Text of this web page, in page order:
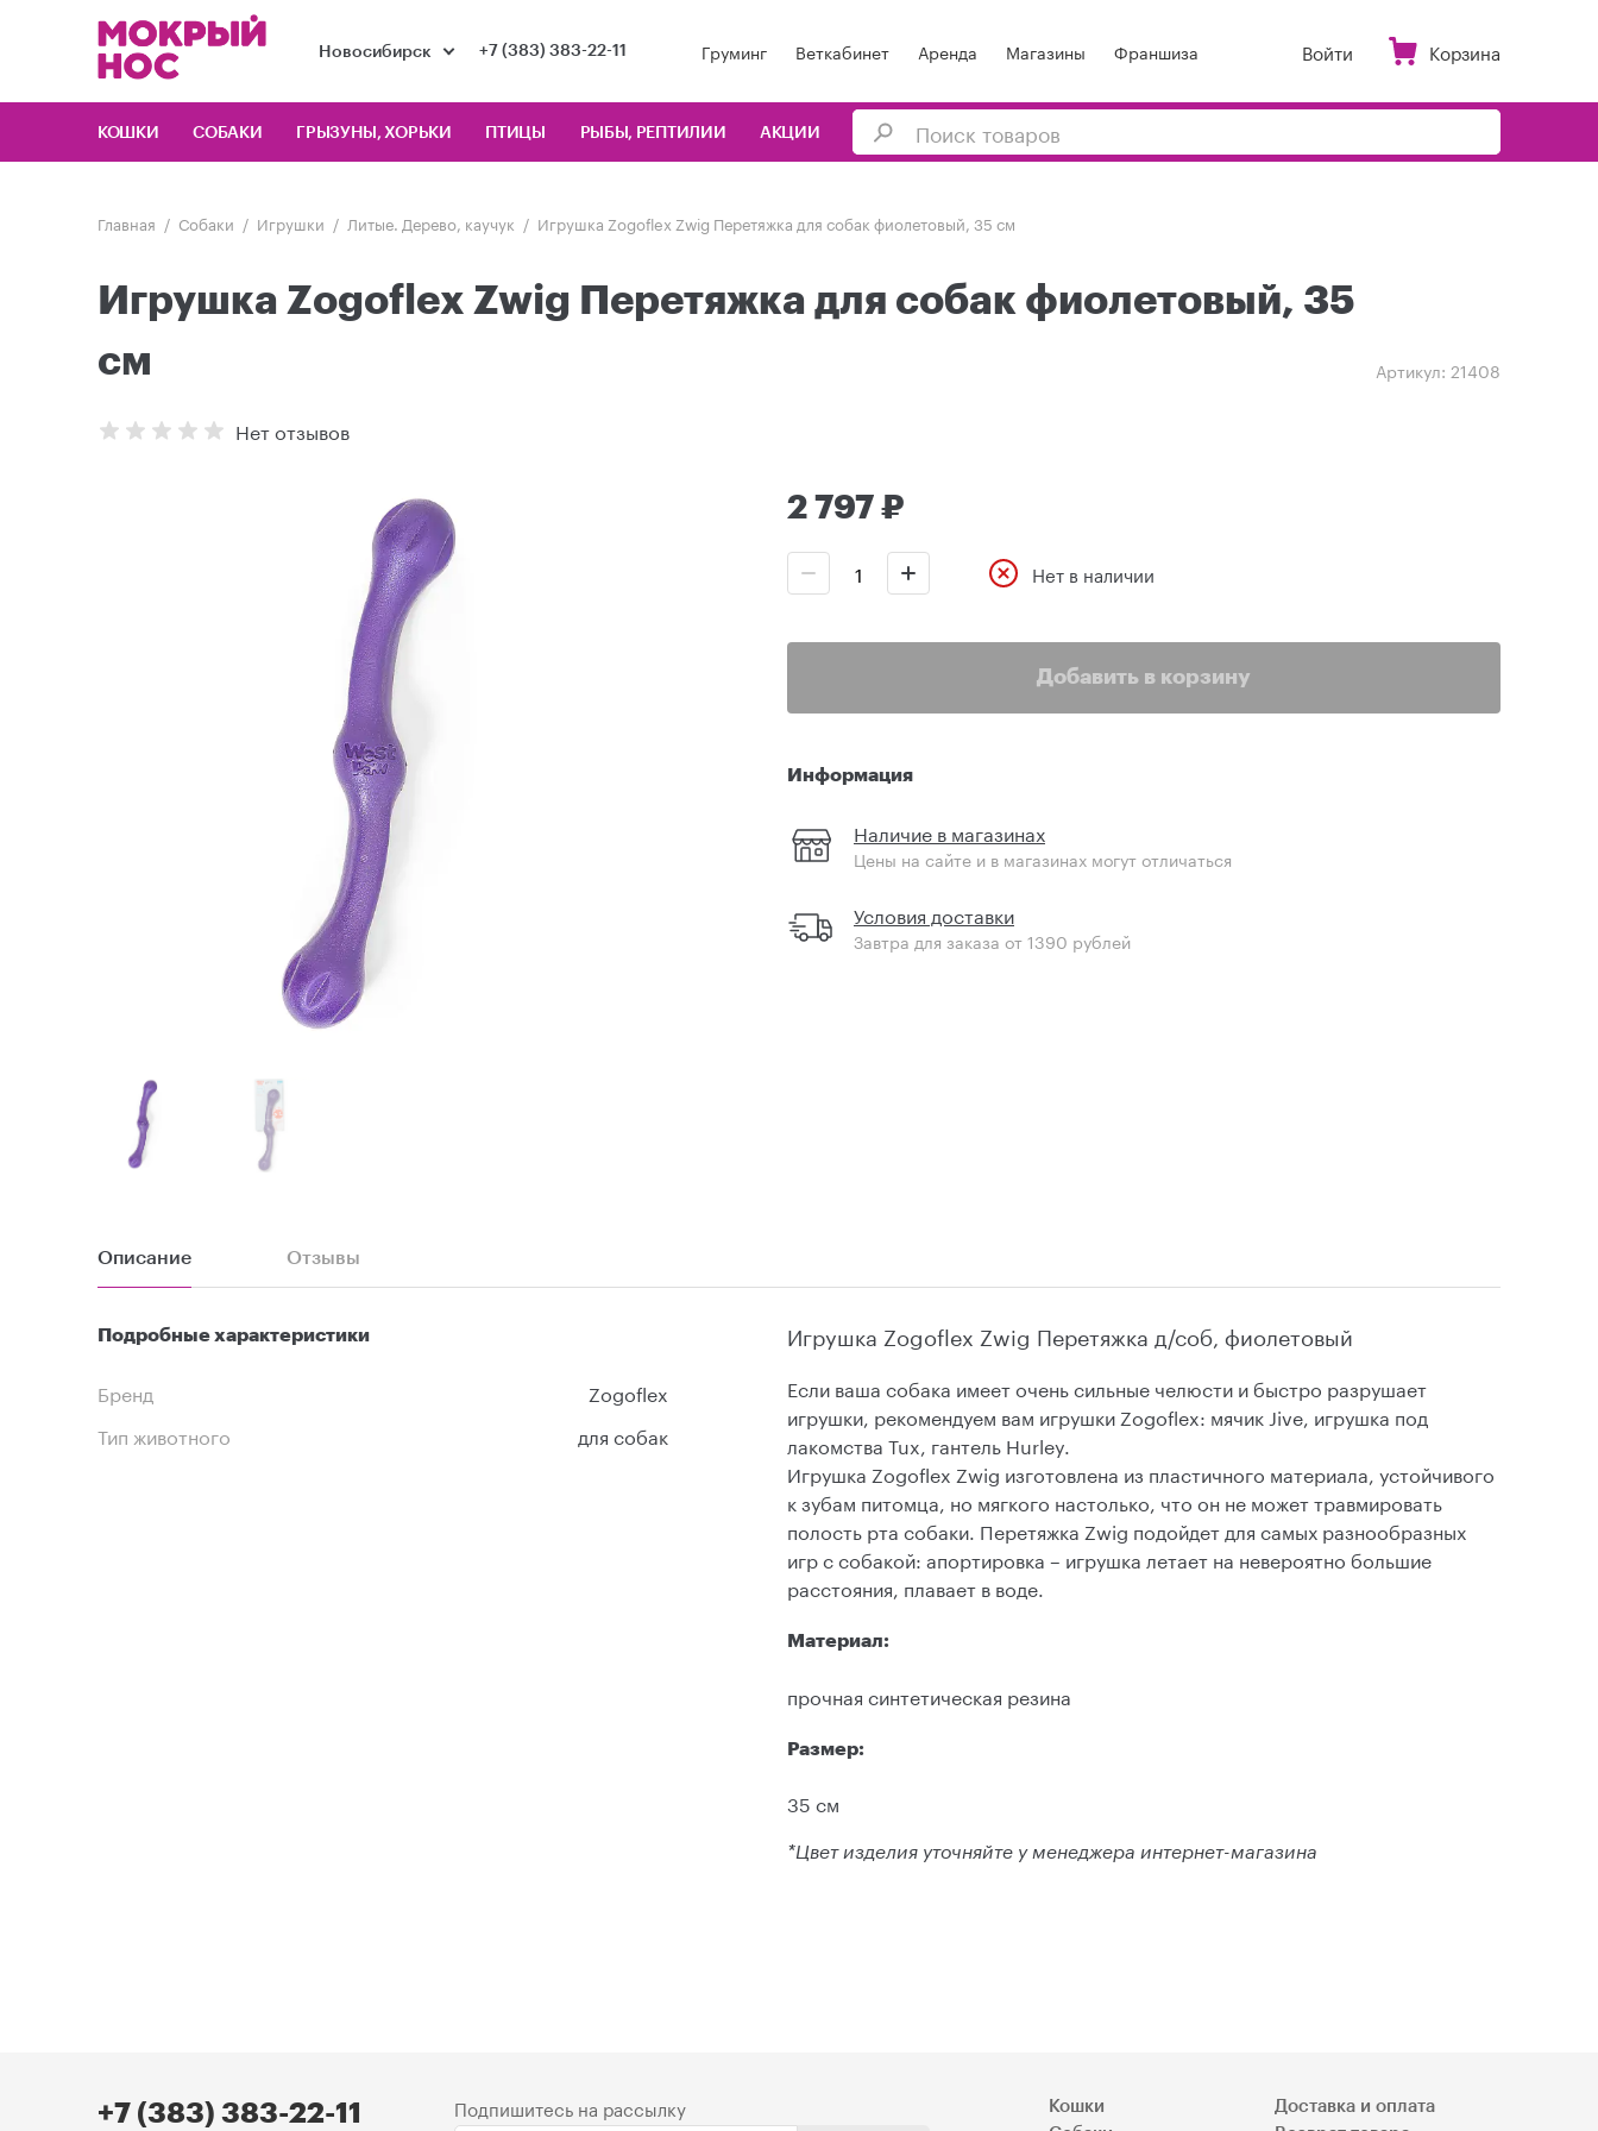
Новосибирск +7 (383) 383-22-11 Груминг Веткабинет Аренда Магазины Франшиза Войти Корзина
КОШКИ СОБАКИ ГРЫЗУНЫ, ХОРЬКИ ПТИЦЫ РЫБЫ, РЕПТИЛИИ АКЦИИ
Главная Собаки Игрушки Литые. Дерево, каучук Игрушка Zogoflex Zwig Перетяжка для собак фиолетовый, 35 см
Игрушка Zogoflex Zwig Перетяжка для собак фиолетовый, 35
см
Артикул: 21408
Нет отзывов
2 797 ₽
Нет в наличии
Добавить в корзину
Информация
Наличие в магазинах
Цены на сайте и в магазинах могут отличаться
Условия доставки
Завтра для заказа от 1390 рублей
Описание Отзывы
Подробные характеристики
Бренд
Zogoflex
Тип животного
для собак
Игрушка Zogoflex Zwig Перетяжка д/соб, фиолетовый
Если ваша собака имеет очень сильные челюсти и быстро разрушает
игрушки, рекомендуем вам игрушки Zogoflex: мячик Jive, игрушка под
лакомства Tux, гантель Hurley.
Игрушка Zogoflex Zwig изготовлена из пластичного материала, устойчивого
к зубам питомца, но мягкого настолько, что он не может травмировать
полость рта собаки. Перетяжка Zwig подойдет для самых разнообразных
игр с собакой: апортировка – игрушка летает на невероятно большие
расстояния, плавает в воде.
Материал:
прочная синтетическая резина
Размер:
35 см
*Цвет изделия уточняйте у менеджера интернет-магазина
+7 (383) 383-22-11 Подпишитесь на рассылку
Кошки
Доставка и оплата